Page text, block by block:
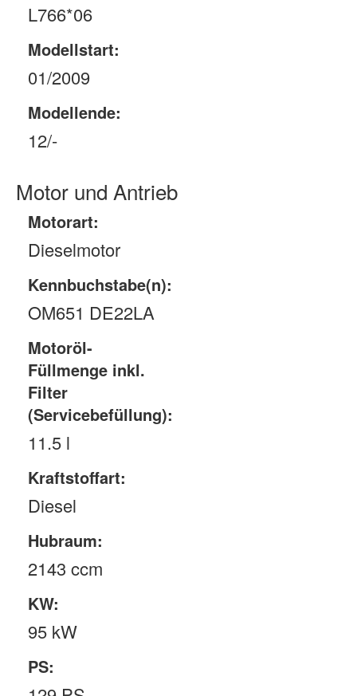
L766*06
Modellstart:
01/2009
Modellende:
12/-
Motor und Antrieb
Motorart:
Dieselmotor
Kennbuchstabe(n):
OM651 DE22LA
Motoröl-
Füllmenge inkl.
Filter
(Servicebefüllung):
11.5 l
Kraftstoffart:
Diesel
Hubraum:
2143 ccm
KW:
95 kW
PS: